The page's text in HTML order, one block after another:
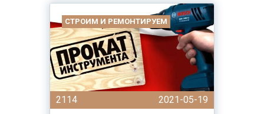
СТРОИМ И РЕМОНТИРУЕМ
2114
2021-05-19